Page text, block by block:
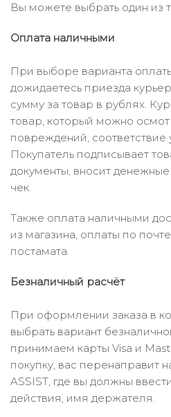
Вы можете выбрать один из
Оплата наличными
При выборе варианта
дожидаетесь приезда
сумму за товар в рублях.
товар, который можно
повреждений, соответствие
Покупатель подписывает
документы, вносит
чек.
Также оплата наличными
из магазина, оплаты по
постамата.
Безналичный расчёт
При оформлении заказа в
выбрать вариант
принимаем карты Visa и
покупку, вас перенаправит
ASSIST, где вы должны
действия, имя держателя.